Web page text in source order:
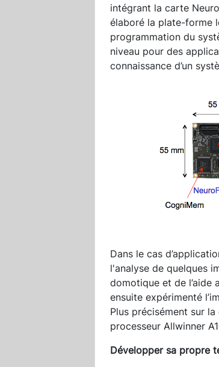
intégrant la carte
élaboré la plate-forme
programmation du
niveau pour des
connaissance d’un
Dans le cas
l'analyse de quelques
domotique et de l’aide
ensuite expérimenté
Plus précisément sur
processeur Allwinner
Développer sa propre